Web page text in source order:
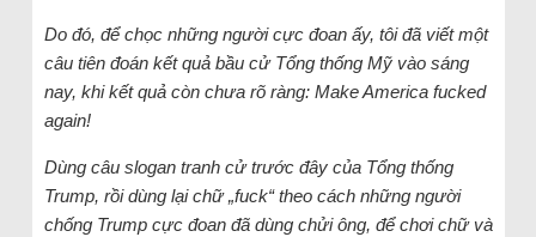
Do đó, để chọc những người cực đoan ấy, tôi đã viết một
câu tiên đoán kết quả bầu cử Tổng thống Mỹ vào sáng
nay, khi kết quả còn chưa rõ ràng: Make America fucked
again!
Dùng câu slogan tranh cử trước đây của Tổng thống
Trump, rồi dùng lại chữ „fuck“ theo cách những người
chống Trump cực đoan đã dùng chửi ông, để chơi chữ và